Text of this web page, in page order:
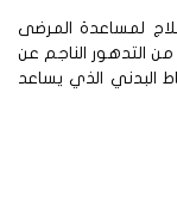
لمساعدة المرضى
الناجم عن
الذي يساعد